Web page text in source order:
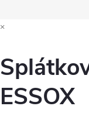
×
ESSOX